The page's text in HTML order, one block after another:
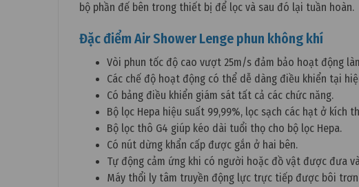
bộ phần đế bên trong thiết bị để lọc và sau đó lại tuần hoàn.
Đặc điểm Air Shower Lenge phun không khí
Vòi phun tốc độ cao vượt 25m/s đảm bảo hoạt động
Các chế độ hoạt động có thể dễ dàng điều khiển tại
Có bảng điều khiển giám sát tất cả các chức năng.
Bộ lọc Hepa hiệu suất 99,99%, lọc sạch các hạt ở kích
Bộ lọc thô G4 giúp kéo dài tuổi thọ cho bộ lọc Hepa.
Có nút dừng khẩn cấp được gắn ở hai bên.
Tự động cảm ứng khi có người hoặc đồ vật được đưa
Máy thổi ly tâm truyền động lực trực tiếp được bôi